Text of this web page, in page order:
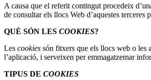
A causa que el referit contingut procedeix
de consultar els llocs Web d’aquestes terceres
QUÈ SÓN LES COOKIES?
Les cookies són fitxers que els llocs web o les
l’aplicació, i serveixen per emmagatzemar
TIPUS DE COOKIES